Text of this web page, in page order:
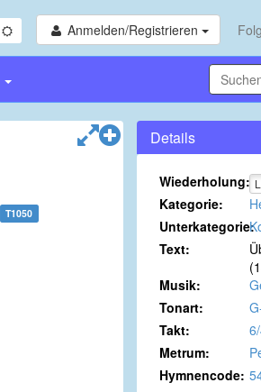
Anmelden/Registrieren
T1050
Details
Wiederholung:
Kategorie:
Unterkategorie:
Text:
Musik:
Tonart:
Takt:
Metrum:
Hymnencode: